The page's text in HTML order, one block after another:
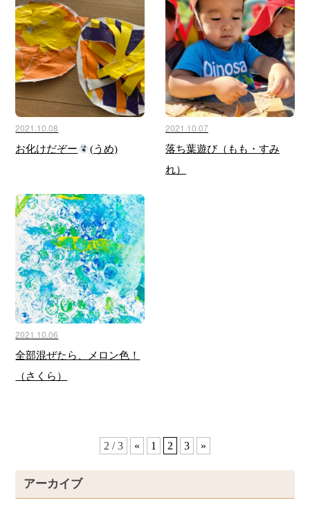
アーカイブ
2021.10.08
お化けだぞー (うめ)
2021.10.07
落ち葉遊び（もも・すみ
れ）
2021.10.06
全部混ぜたら、メロン色！
（さくら）
2 / 3 « 1 2 3 »